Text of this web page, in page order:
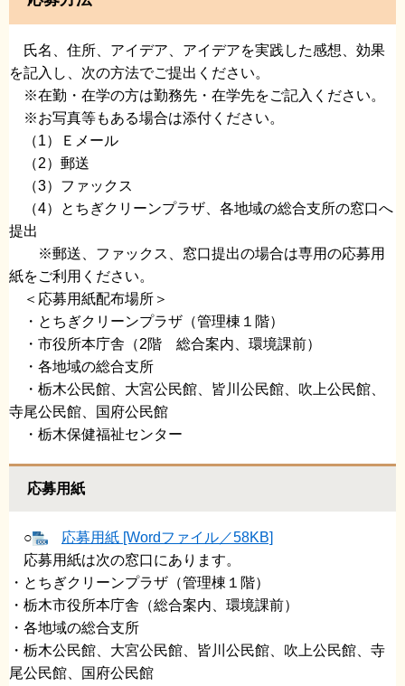
氏名、住所、アイデア、アイデアを実践した感想、効果
を記入し、次の方法でご提出ください。
※在勤・在学の方は勤務先・在学先をご記入ください。
※お写真等もある場合は添付ください。
（1）Ｅメール
（2）郵送
（3）ファックス
（4）とちぎクリーンプラザ、各地域の総合支所の窓口へ
提出
※郵送、ファックス、窓口提出の場合は専用の応募用
紙をご利用ください。
＜応募用紙配布場所＞
・とちぎクリーンプラザ（管理棟１階）
・市役所本庁舎（2階 総合案内、環境課前）
・各地域の総合支所
・栃木公民館、大宮公民館、皆川公民館、吹上公民館、
寺尾公民館、国府公民館
・栃木保健福祉センター
応募用紙
○
応募用紙 [Wordファイル／58KB]
応募用紙は次の窓口にあります。
・とちぎクリーンプラザ（管理棟１階）
・栃木市役所本庁舎（総合案内、環境課前）
・各地域の総合支所
・栃木公民館、大宮公民館、皆川公民館、吹上公民館、寺
尾公民館、国府公民館